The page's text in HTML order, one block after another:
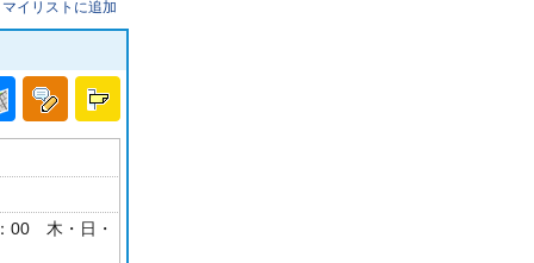
マイリストに追加
00 木・日・